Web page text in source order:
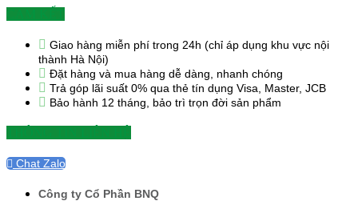
Giao hàng miễn phí trong 24h (chỉ áp dụng khu vực nội
thành Hà Nội)
Đặt hàng và mua hàng dễ dàng, nhanh chóng
Trả góp lãi suất 0% qua thẻ tín dụng Visa, Master, JCB
Bảo hành 12 tháng, bảo trì trọn đời sản phẩm
Chat Zalo
Công ty Cổ Phần BNQ